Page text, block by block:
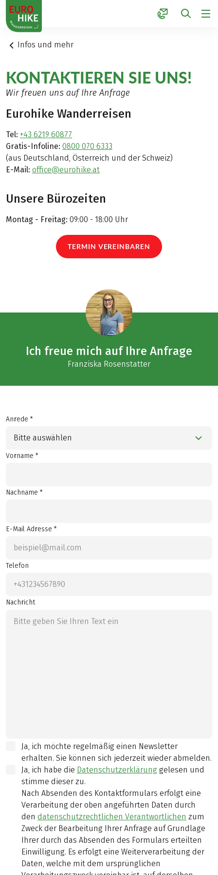
1
Infos und mehr
KONTAKTIEREN SIE UNS!
Wir freuen uns auf Ihre Anfrage
Eurohike Wanderreisen
Tel: +43 6219 60877
Gratis-Infoline: 0800 070 6333
(aus Deutschland, Österreich und der Schweiz)
E-Mail: office@eurohike.at
Unsere Bürozeiten
Montag - Freitag: 09:00 - 18:00 Uhr
TERMIN VEREINBAREN
Ich freue mich auf Ihre Anfrage
Franziska Rosenstatter
Anrede *
Bitte auswählen
Vorname *
Nachname *
E-Mail Adresse *
Telefon
Nachricht
Ja, ich möchte regelmäßig einen Newsletter
erhalten. Sie können sich jederzeit wieder abmelden.
Ja, ich habe die Datenschutzerklärung gelesen und
stimme dieser zu.
Nach Absenden des Kontaktformulars erfolgt eine
Verarbeitung der oben angeführten Daten durch
den datenschutzrechtlichen Verantwortlichen zum
Zweck der Bearbeitung Ihrer Anfrage auf Grundlage
Ihrer durch das Absenden des Formulars erteilten
Einwilligung. Es erfolgt eine Weiterverarbeitung der
Daten, welche mit dem ursprünglichen